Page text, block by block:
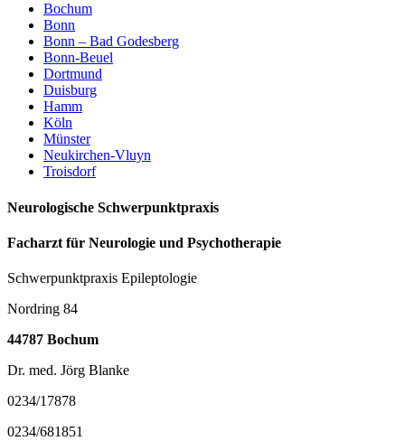
Bochum
Bonn
Bonn – Bad Godesberg
Bonn-Beuel
Dortmund
Duisburg
Hamm
Köln
Münster
Neukirchen-Vluyn
Troisdorf
Neurologische Schwerpunktpraxis
Facharzt für Neurologie und Psychotherapie
Schwerpunktpraxis Epileptologie
Nordring 84
44787 Bochum
Dr. med. Jörg Blanke
0234/17878
0234/681851